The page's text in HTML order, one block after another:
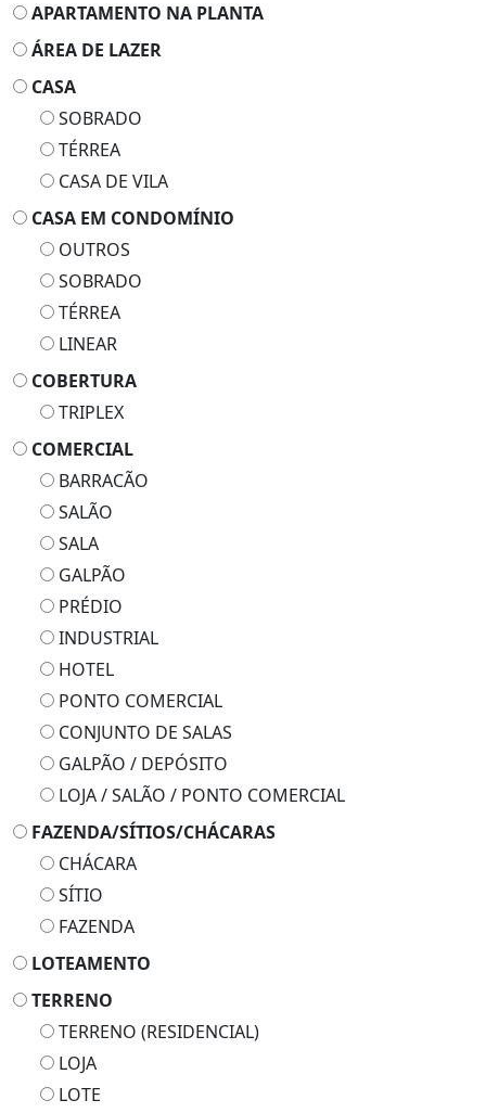
APARTAMENTO NA PLANTA
ÁREA DE LAZER
CASA
SOBRADO
TÉRREA
CASA DE VILA
CASA EM CONDOMÍNIO
OUTROS
SOBRADO
TÉRREA
LINEAR
COBERTURA
TRIPLEX
COMERCIAL
BARRACÃO
SALÃO
SALA
GALPÃO
PRÉDIO
INDUSTRIAL
HOTEL
PONTO COMERCIAL
CONJUNTO DE SALAS
GALPÃO / DEPÓSITO
LOJA / SALÃO / PONTO COMERCIAL
FAZENDA/SÍTIOS/CHÁCARAS
CHÁCARA
SÍTIO
FAZENDA
LOTEAMENTO
TERRENO
TERRENO (RESIDENCIAL)
LOJA
LOTE